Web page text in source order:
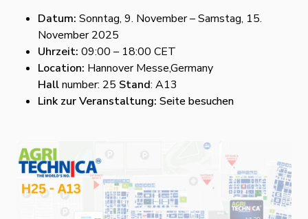
Datum: Sonntag, 9. November – Samstag, 15.
November 2025
Uhrzeit: 09:00 – 18:00 CET
Location: Hannover Messe,Germany
Hallnumber: 25 Stand: A13
Link zur Veranstaltung: Seite besuchen